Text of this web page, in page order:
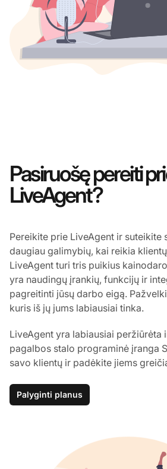
Pasiruošę pereiti
LiveAgent?
Pereikite prie LiveAgent ir suteikite
daugiau galimybių, kai reikia
LiveAgent turi tris puikius
yra naudingų įrankių, funkcijų ir
pagreitinti jūsų darbo eigą.
kuris iš jų jums labiausiai tinka.
LiveAgent yra labiausiai peržiūrėta
pagalbos stalo programinė įranga
savo klientų ir padėkite jiems
Palyginti planus